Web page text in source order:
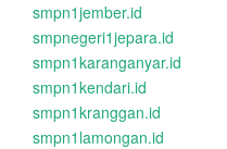
smpn1jember.id
smpnegeri1jepara.id
smpn1karanganyar.id
smpn1kendari.id
smpn1kranggan.id
smpn1lamongan.id